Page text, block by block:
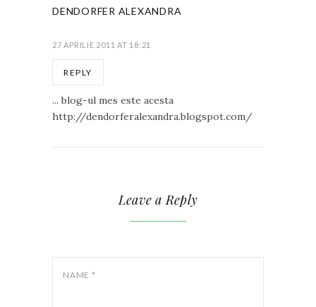
DENDORFER ALEXANDRA
27 APRILIE 2011 AT 18:21
REPLY
... blog-ul mes este acesta
http://dendorferalexandra.blogspot.com/
Leave a Reply
NAME *